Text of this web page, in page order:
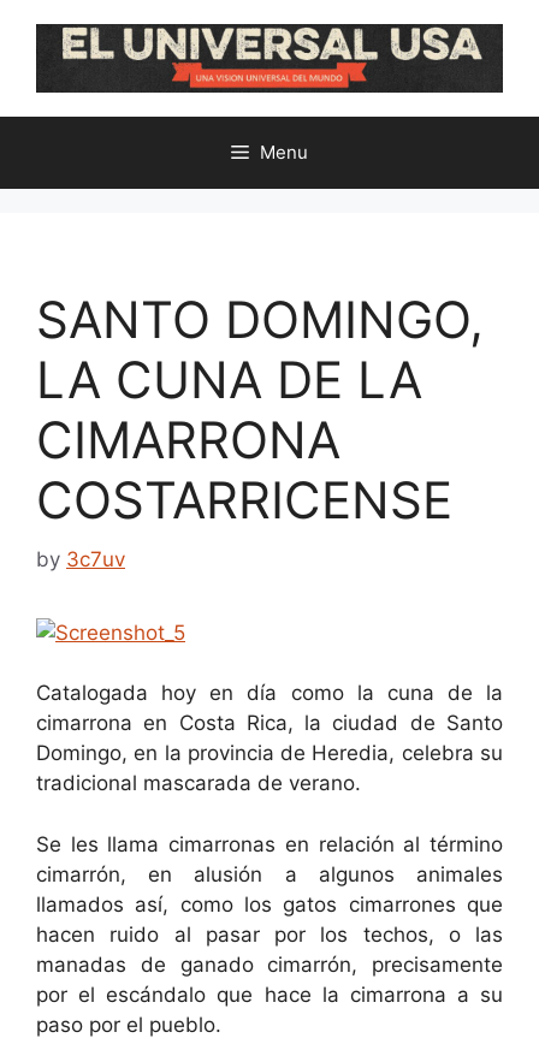
Menu
SANTO DOMINGO,
LA CUNA DE LA
CIMARRONA
COSTARRICENSE
by 3c7uv
Catalogada hoy en día como la cuna de la
cimarrona en Costa Rica, la ciudad de Santo
Domingo, en la provincia de Heredia, celebra su
tradicional mascarada de verano.
Se les llama cimarronas en relación al término
cimarrón, en alusión a algunos animales
llamados así, como los gatos cimarrones que
hacen ruido al pasar por los techos, o las
manadas de ganado cimarrón, precisamente
por el escándalo que hace la cimarrona a su
paso por el pueblo.